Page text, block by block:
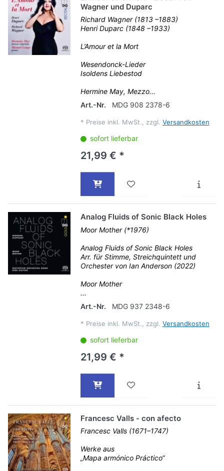
Wagner und Duparc
Richard Wagner (1813 –1883)
Henri Duparc (1848 –1933)
L’Amour et la Mort
Wesendonck-Lieder
Isoldens Liebestod
Hermine May, Mezzo...
Art.-Nr.
MDG 908 2378-6
* Preise inkl. MwSt., zzgl. Versandkosten
sofort lieferbar
21,99 € *
Analog Fluids of Sonic Black Holes
Moor Mother (*1976)
Analog Fluids of Sonic Black Holes
Arr. für Stimme, Streichquintett und
Orchester von Ian Anderson (2022)
Moor Mother
...
Art.-Nr.
MDG 937 2348-6
* Preise inkl. MwSt., zzgl. Versandkosten
sofort lieferbar
21,99 € *
Francesc Valls - con afecto
Francesc Valls (1671–1747)
Werke aus
„Mapa armónico Práctico“